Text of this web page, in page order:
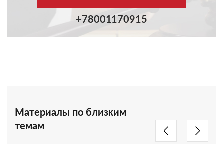
+78001170915
Материалы по близким
темам